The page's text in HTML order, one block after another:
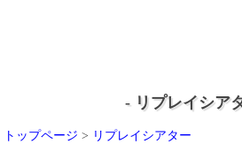
- リプレイシア
トップページ > リプレイシアター